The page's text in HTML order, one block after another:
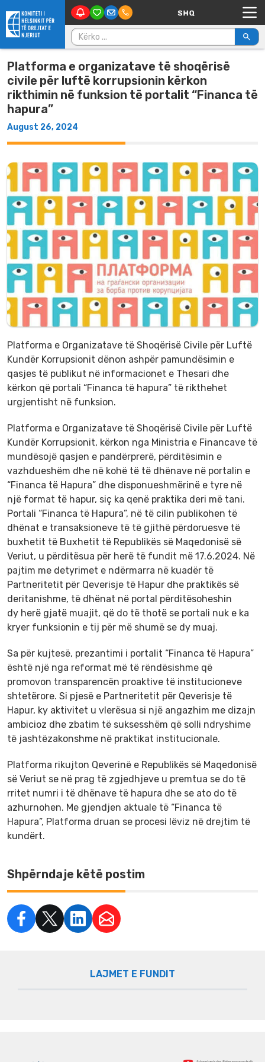
Skip to content Main Navigation
Kërko për:
Platforma e organizatave të shoqërisë
civile për luftë korrupsionin kërkon
rikthimin në funksion të portalit “Financa të
hapura”
August 26, 2024
Platforma e Organizatave të Shoqërisë Civile për Luftë
Kundër Korrupsionit dënon ashpër pamundësimin e
qasjes të publikut në informacionet e Thesari dhe
kërkon që portali “Financa të hapura” të rikthehet
urgjentisht në funksion.
Platforma e Organizatave të Shoqërisë Civile për Luftë
Kundër Korrupsionit, kërkon nga Ministria e Financave të
mundësojë qasjen e pandërprerë, përditësimin e
vazhdueshëm dhe në kohë të të dhënave në portalin e
“Financa të Hapura” dhe disponueshmërinë e tyre në
një format të hapur, siç ka qenë praktika deri më tani.
Portali “Financa të Hapura”, në të cilin publikohen të
dhënat e transaksioneve të të gjithë përdoruesve të
buxhetit të Buxhetit të Republikës së Maqedonisë së
Veriut, u përditësua për herë të fundit më 17.6.2024. Në
pajtim me detyrimet e ndërmarra në kuadër të
Partneritetit për Qeverisje të Hapur dhe praktikës së
deritanishme, të dhënat në portal përditësoheshin
dy herë gjatë muajit, që do të thotë se portali nuk e ka
kryer funksionin e tij për më shumë se dy muaj.
Sa për kujtesë, prezantimi i portalit “Financa të Hapura”
është një nga reformat më të rëndësishme që
promovon transparencën proaktive të institucioneve
shtetërore. Si pjesë e Partneritetit për Qeverisje të
Hapur, ky aktivitet u vlerësua si një angazhim me dizajn
ambicioz dhe zbatim të suksesshëm që solli ndryshime
të jashtëzakonshme në praktikat institucionale.
Platforma rikujton Qeverinë e Republikës së Maqedonisë
së Veriut se në prag të zgjedhjeve u premtua se do të
rritet numri i të dhënave të hapura dhe se ato do të
azhurnohen. Me gjendjen aktuale të “Financa të
Hapura”, Platforma druan se procesi lëviz në drejtim të
kundërt.
Shpërndaje këtë postim
LAJMET E FUNDIT